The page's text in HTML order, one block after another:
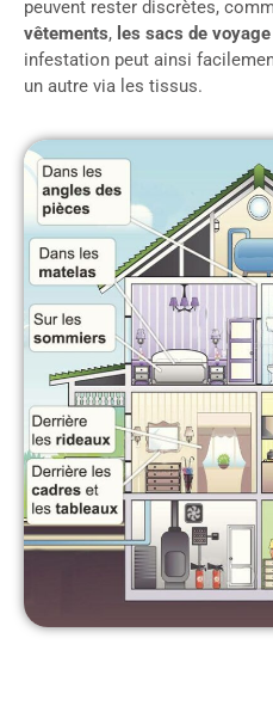
peuvent rester discrètes,
vêtements, les sacs de voyage
infestation peut ainsi
un autre via les tissus.